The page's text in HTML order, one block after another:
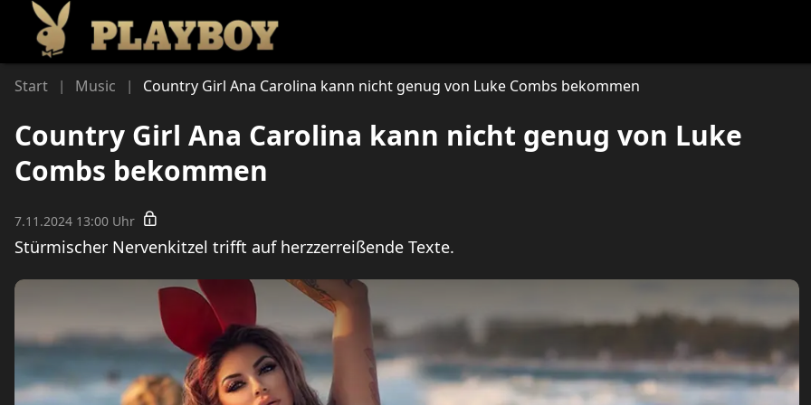
Start | Music | Country Girl Ana Carolina kann nicht genug von Luke Combs bekommen
Country Girl Ana Carolina kann nicht genug von Luke
Combs bekommen
7.11.2024 13:00 Uhr
Stürmischer Nervenkitzel trifft auf herzzerreißende Texte.